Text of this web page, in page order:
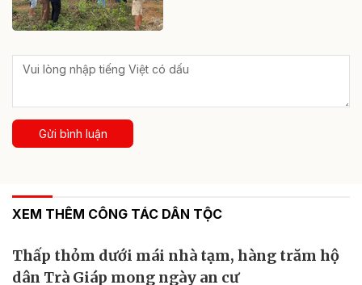
Gửi bình luận
XEM THÊM CÔNG TÁC DÂN TỘC
Thấp thỏm dưới mái nhà tạm, hàng trăm hộ
dân Trà Giáp mong ngày an cư